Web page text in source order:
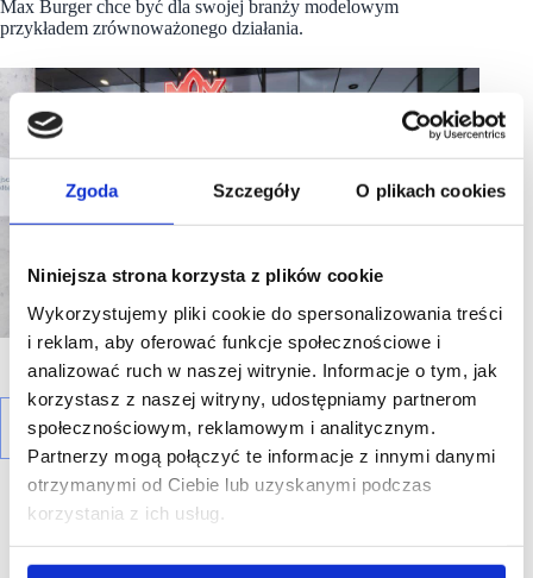
Zgoda Szczegóły O plikach cookies
Niniejsza strona korzysta z plików cookie
Wykorzystujemy pliki cookie do spersonalizowania treści
i reklam, aby oferować funkcje społecznościowe i
analizować ruch w naszej witrynie. Informacje o tym, jak
korzystasz z naszej witryny, udostępniamy partnerom
społecznościowym, reklamowym i analitycznym.
Partnerzy mogą połączyć te informacje z innymi danymi
otrzymanymi od Ciebie lub uzyskanymi podczas
korzystania z ich usług.
Max Burger chce być dla swojej branży modelowym
przykładem zrównoważonego działania.